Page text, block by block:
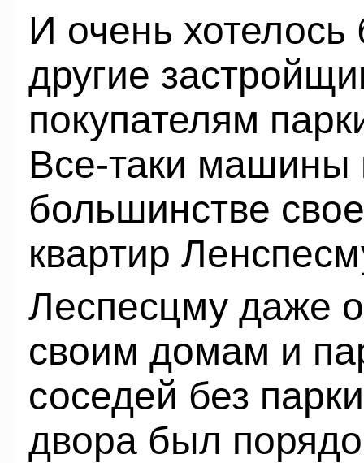
И очень хотелось
другие
покупателям
Все-таки машины
большинстве
квартир
Леспесцму даже
своим домам и
соседей без
двора был